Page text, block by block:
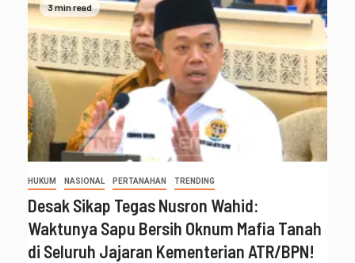
3 min read
HUKUM NASIONAL PERTANAHAN TRENDING
Desak Sikap Tegas Nusron Wahid:
Waktunya Sapu Bersih Oknum Mafia Tanah
di Seluruh Jajaran Kementerian ATR/BPN!